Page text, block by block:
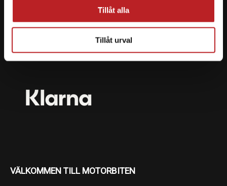
Tillåt alla
Tillåt urval
Vi erbjuder flera olika betalsätt. Dina köp är alltid
skyddade med krypteringsteknik.
VÄLKOMMEN TILL MOTORBITEN